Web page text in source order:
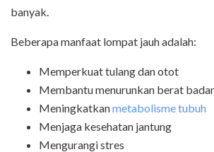
banyak.
Beberapa manfaat lompat jauh adalah:
Memperkuat tulang dan otot
Membantu menurunkan berat
Meningkatkanmetabolisme tubuh
Menjaga kesehatan jantung
Mengurangi stres